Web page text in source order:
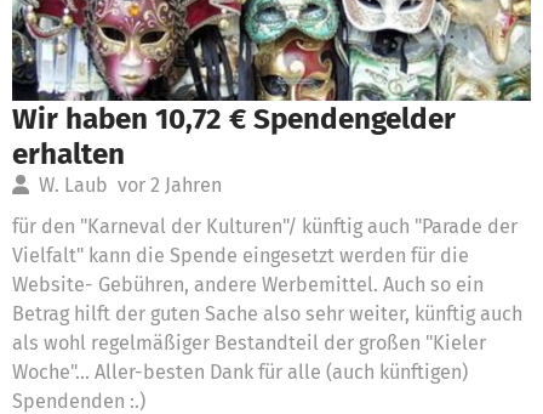
Wir haben 10,72 € Spendengelder
erhalten
W. Laub vor 2 Jahren
für den "Karneval der Kulturen"/ künftig auch "Parade der
Vielfalt" kann die Spende eingesetzt werden für die
Website- Gebühren, andere Werbemittel. Auch so ein
Betrag hilft der guten Sache also sehr weiter, künftig auch
als wohl regelmäßiger Bestandteil der großen "Kieler
Woche"... Aller-besten Dank für alle (auch künftigen)
Spendenden :.)